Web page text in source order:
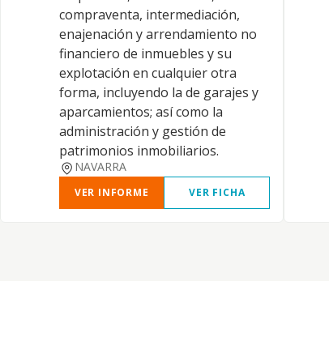
compraventa, intermediación,
enajenación y arrendamiento no
financiero de inmuebles y su
explotación en cualquier otra
forma, incluyendo la de garajes y
aparcamientos; así como la
administración y gestión de
patrimonios inmobiliarios.
NAVARRA
VER INFORME VER FICHA